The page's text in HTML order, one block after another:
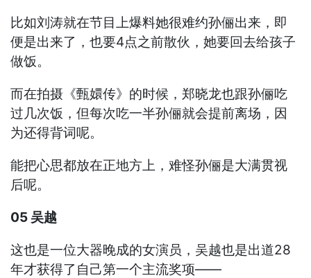
比如刘涛就在节目上爆料她很难约孙俪出来，即
便是出来了，也要4点之前散伙，她要回去给孩子
做饭。
而在拍摄《甄嬛传》的时候，郑晓龙也跟孙俪吃
过几次饭，但每次吃一半孙俪就会提前离场，因
为还得背词呢。
能把心思都放在正地方上，难怪孙俪是大满贯视
后呢。
05 吴越
这也是一位大器晚成的女演员，吴越也是出道28
年才获得了自己第一个主流奖项——